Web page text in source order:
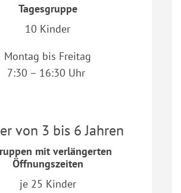
Tagesgruppe
10 Kinder
Montag bis Freitag
7:30 – 16:30 Uhr
von 3 bis 6 Jahren
mit verlängerten
Öffnungszeiten
je 25 Kinder